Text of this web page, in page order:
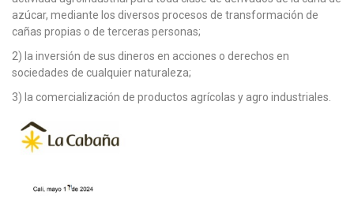
azúcar, mediante los diversos procesos de transformación de
cañas propias o de terceras personas;
2) la inversión de sus dineros en acciones o derechos en
sociedades de cualquier naturaleza;
3) la comercialización de productos agrícolas y agro industriales.